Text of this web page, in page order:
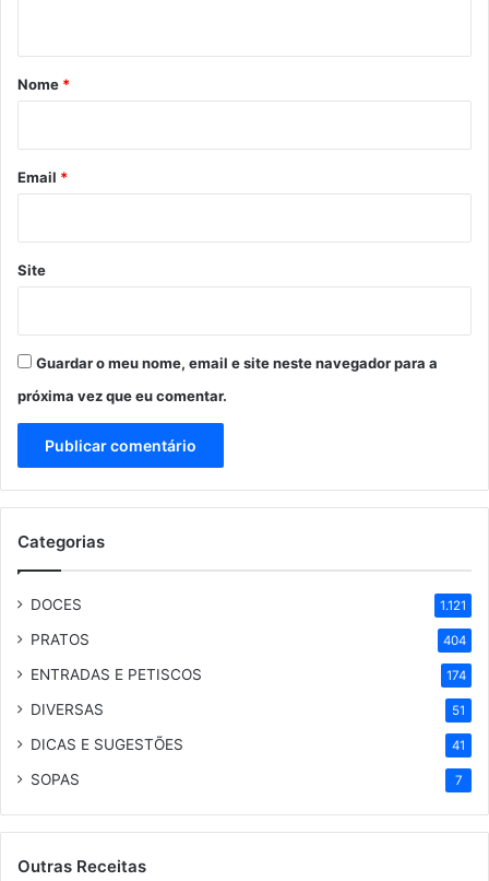
r
*
Nome *
Email *
Site
Guardar o meu nome, email e site neste navegador para a
próxima vez que eu comentar.
Categorias
DOCES 1.121
PRATOS 404
ENTRADAS E PETISCOS 174
DIVERSAS 51
DICAS E SUGESTÕES 41
SOPAS 7
Outras Receitas